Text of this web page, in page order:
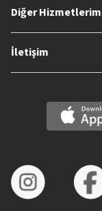
Diğer
İletişim